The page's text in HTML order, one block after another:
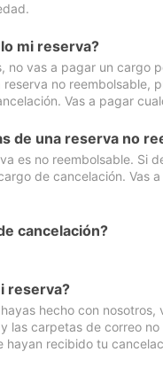
mi reserva?
no vas a pagar un cargo
no reembolsable,
Vas a pagar
de una reserva no
es no reembolsable. Si
de cancelación. Vas
cancelación?
reserva?
hecho con
las carpetas de correo
recibido tu